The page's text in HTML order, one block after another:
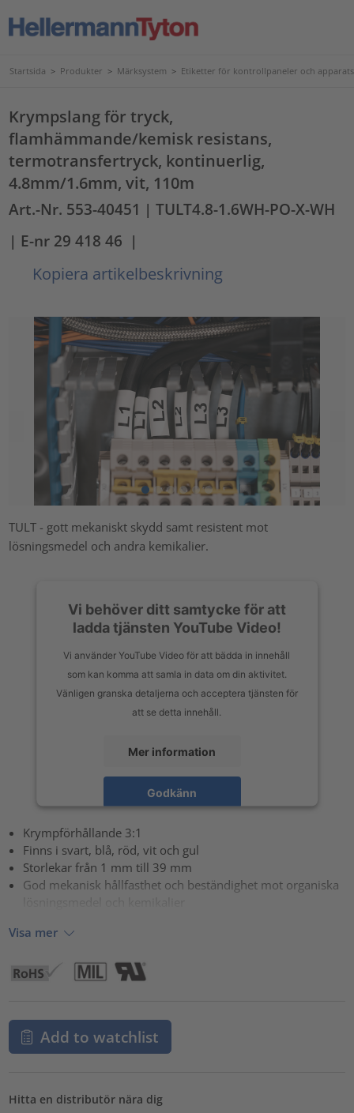
Startsida > Produkter > Märksystem > Etiketter för kontrollpaneler och
Krympslang för tryck,
flamhämmande/kemisk resistans,
termotransfertryck, kontinuerlig,
4.8mm/1.6mm, vit, 110m
Art.-Nr. 553-40451 | TULT4.8-1.6WH-PO-X-WH
| E-nr 29 418 46 |
Kopiera artikelbeskrivning
TULT - gott mekaniskt skydd samt resistent mot
lösningsmedel och andra kemikalier.
Vi behöver ditt samtycke för att
ladda tjänsten YouTube Video!
Vi använder YouTube Video för att bädda in innehåll
som kan komma att samla in data om din aktivitet.
Vänligen granska detaljerna och acceptera tjänsten för
att se detta innehåll.
Mer information
Godkänn
Krympförhållande 3:1
Finns i svart, blå, röd, vit och gul
Storlekar från 1 mm till 39 mm
God mekanisk hållfasthet och beständighet mot organiska
Visa mer
Add to watchlist
Hitta en distributör nära dig